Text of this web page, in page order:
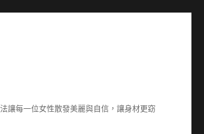
讓每一位女性散發美麗與自信，讓身材更窈